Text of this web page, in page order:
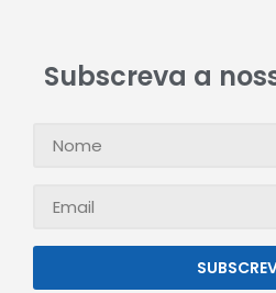
Subscreva a